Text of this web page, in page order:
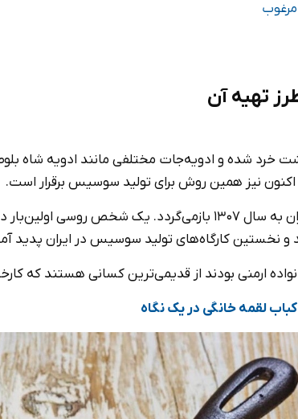
تهیه آن
خرد شده و ادویه‌جات مختلفی مانند ادویه شاه بلوط
اکنون نیز همین روش برای تولید سوسیس برقرار است.
سابقه تولید سوسیس در ایران به سال ۱۳۰۷
و نخستین کارگاه‌های تولید سوسیس در ایران پدید
ارمنی بودند از قدیمی‌ترین کسانی هستند که
لقمه خانگی در یک نگاه